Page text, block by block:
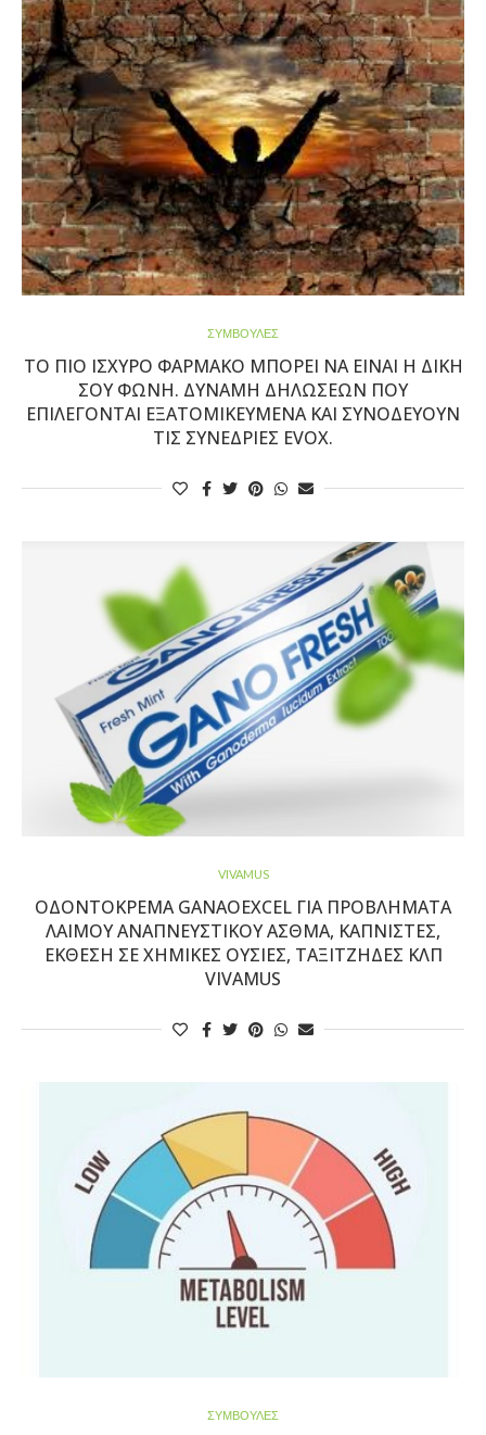
ΣΥΜΒΟΥΛΕΣ
ΤΟ ΠΙΟ ΙΣΧΥΡΌ ΦΆΡΜΑΚΟ ΜΠΟΡΕΊ ΝΑ ΕΊΝΑΙ Η ΔΙΚΉ
ΣΟΥ ΦΩΝΉ. ΔΎΝΑΜΗ ΔΗΛΏΣΕΩΝ ΠΟΥ
ΕΠΙΛΈΓΟΝΤΑΙ ΕΞΑΤΟΜΙΚΕΥΜΈΝΑ ΚΑΙ ΣΥΝΟΔΕΎΟΥΝ
ΤΙΣ ΣΥΝΕΔΡΊΕΣ EVOX.
VIVAMUS
ΟΔΟΝΤΌΚΡΕΜΑ GANAOEXCEL ΓΙΑ ΠΡΟΒΛΉΜΑΤΑ
ΛΑΙΜΟΎ ΑΝΑΠΝΕΥΣΤΙΚΟΎ ΆΣΘΜΑ, ΚΑΠΝΙΣΤΈΣ,
ΈΚΘΕΣΗ ΣΕ ΧΗΜΙΚΈΣ ΟΥΣΊΕΣ, ΤΑΞΙΤΖΉΔΕΣ ΚΛΠ
VIVAMUS
ΣΥΜΒΟΥΛΕΣ